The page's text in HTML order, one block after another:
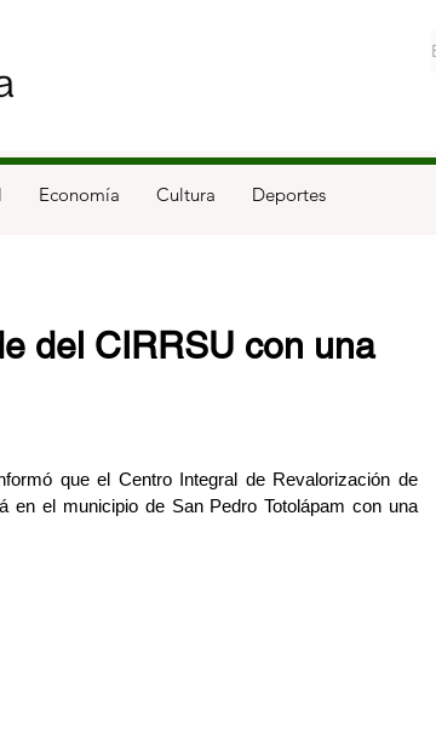
Economía Cultura Deportes
del CIRRSU con una
que el Centro Integral de Revalorización de
en el municipio de San Pedro Totolápam con una